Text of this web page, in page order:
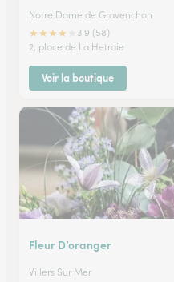
Notre Dame de Gravenchon
★★★★
3.9 (58)
2, place de La Hetraie
Voir la boutique
Fleur D’oranger
Villers Sur Mer